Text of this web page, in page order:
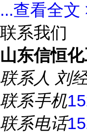
...查看全文
联系我们
山东信恒
联系人 刘
联系手机
联系电话